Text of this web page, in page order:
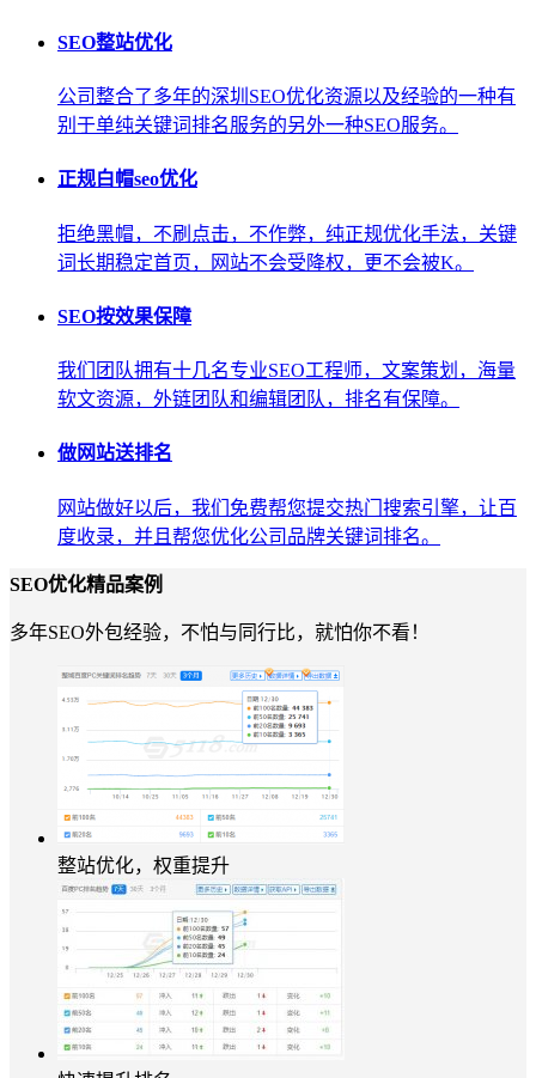
SEO整站优化
公司整合了多年的深圳SEO优化资源以及经验的一种有
别于单纯关键词排名服务的另外一种SEO服务。
正规白帽seo优化
拒绝黑帽，不刷点击，不作弊，纯正规优化手法，关键
词长期稳定首页，网站不会受降权，更不会被K。
SEO按效果保障
我们团队拥有十几名专业SEO工程师，文案策划，海量
软文资源，外链团队和编辑团队，排名有保障。
做网站送排名
网站做好以后，我们免费帮您提交热门搜索引擎，让百
度收录，并且帮您优化公司品牌关键词排名。
SEO优化精品案例
多年SEO外包经验，不怕与同行比，就怕你不看！
整站优化，权重提升